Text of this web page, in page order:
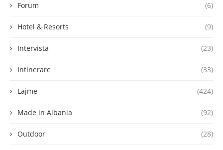
Forum (6)
Hotel & Resorts (9)
Intervista (23)
Intinerare (33)
Lajme (424)
Made in Albania (92)
Outdoor (28)